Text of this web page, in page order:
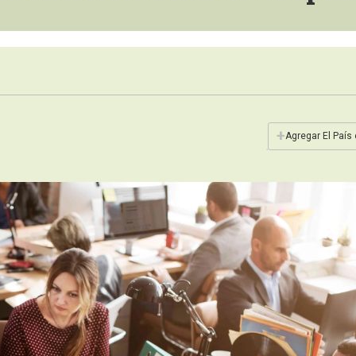
+Agregar El País